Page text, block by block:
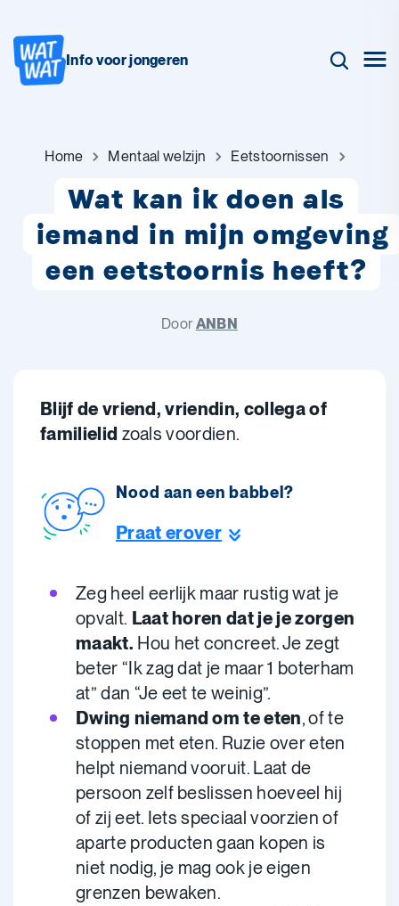
Info voor jongeren
Home Mentaal welzijn Eetstoornissen
Wat kan ik doen als
iemand in mijn omgeving
een eetstoornis heeft?
DoorANBN
Blijf de vriend, vriendin, collega of
familielid zoals voordien.
Nood aan een babbel?
Praat erover
Zeg heel eerlijk maar rustig wat je
opvalt. Laat horen dat je je zorgen
maakt. Hou het concreet. Je zegt
beter “Ik zag dat je maar 1 boterham
at” dan “Je eet te weinig”.
Dwing niemand om te eten, of te
stoppen met eten. Ruzie over eten
helpt niemand vooruit. Laat de
persoon zelf beslissen hoeveel hij
of zij eet. Iets speciaal voorzien of
aparte producten gaan kopen is
niet nodig, je mag ook je eigen
grenzen bewaken.